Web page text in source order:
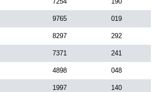
9765 019
8297 292
7371 241
4898 048
1997 140